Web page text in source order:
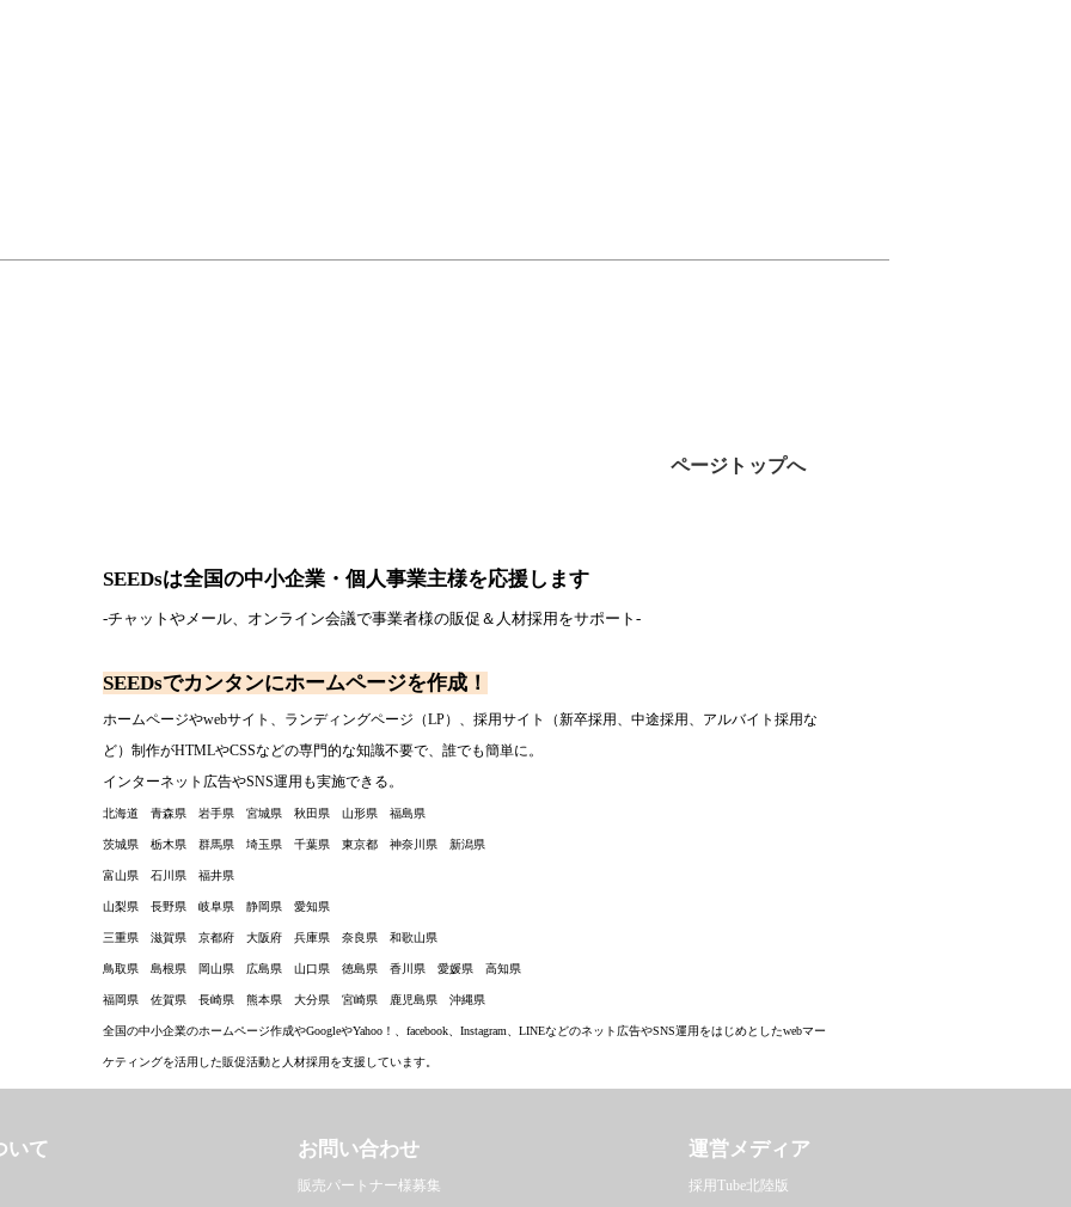
ページトップへ
SEEDsは全国の中小企業・個人事業主様を応援します
-チャットやメール、オンライン会議で事業者様の販促＆人材採用をサポート-
SEEDsでカンタンにホームページを作成！
ホームページやwebサイト、ランディングページ（LP）、採用サイト（新卒採用、中途採用、アルバイト採用な
ど）制作がHTMLやCSSなどの専門的な知識不要で、誰でも簡単に。
インターネット広告やSNS運用も実施できる。
北海道 青森県 岩手県 宮城県 秋田県 山形県 福島県
茨城県 栃木県 群馬県 埼玉県 千葉県 東京都 神奈川県 新潟県
富山県 石川県 福井県
山梨県 長野県 岐阜県 静岡県 愛知県
三重県 滋賀県 京都府 大阪府 兵庫県 奈良県 和歌山県
鳥取県 島根県 岡山県 広島県 山口県 徳島県 香川県 愛媛県 高知県
福岡県 佐賀県 長崎県 熊本県 大分県 宮崎県 鹿児島県 沖縄県
全国の中小企業のホームページ作成やGoogleやYahoo！、facebook、Instagram、LINEなどのネット広告やSNS運用をはじめとしたwebマー
ケティングを活用した販促活動と人材採用を支援しています。
いて お問い合わせ
販売パートナー様募集
運営メディア
採用Tube北陸版